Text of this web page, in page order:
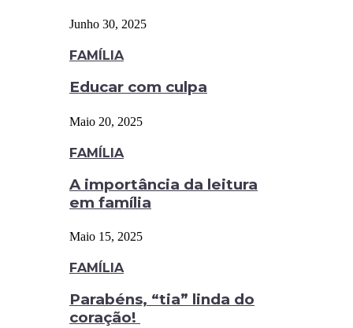
Junho 30, 2025
FAMÍLIA
Educar com culpa
Maio 20, 2025
FAMÍLIA
A importância da leitura
em família
Maio 15, 2025
FAMÍLIA
Parabéns, “tia” linda do
coração!